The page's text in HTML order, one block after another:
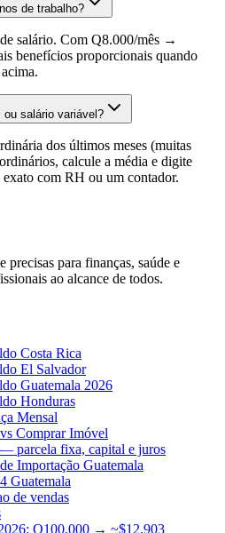
de trabalho?
salário. Com Q8.000/mês →
benefícios proporcionais quando
salário variável?
dos últimos meses (muitas
calcule a média e digite
com RH ou um contador.
precisas para finanças, saúde e
ao alcance de todos.
Costa Rica
El Salvador
Guatemala 2026
Honduras
Mensal
Comprar Imóvel
parcela fixa, capital e juros
Importação Guatemala
Guatemala
de vendas
Q100.000 → ~$12.903